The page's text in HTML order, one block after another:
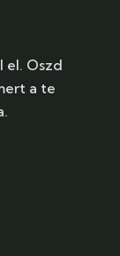
el. Oszd
a te